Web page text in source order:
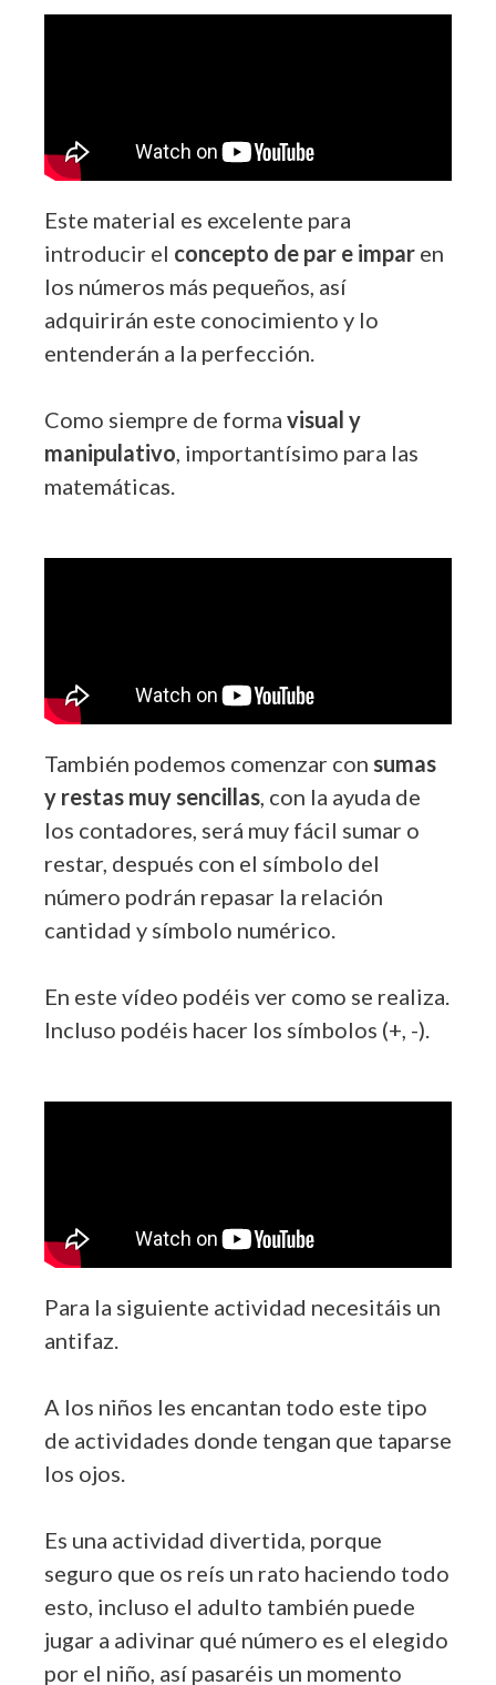
Este material es excelente para
introducir el concepto de par e impar en
los números más pequeños, así
adquirirán este conocimiento y lo
entenderán a la perfección.
Como siempre de forma visual y
manipulativo, importantísimo para las
matemáticas.
También podemos comenzar con sumas
y restas muy sencillas, con la ayuda de
los contadores, será muy fácil sumar o
restar, después con el símbolo del
número podrán repasar la relación
cantidad y símbolo numérico.
En este vídeo podéis ver como se realiza.
Incluso podéis hacer los símbolos (+, -).
Para la siguiente actividad necesitáis un
antifaz.
A los niños les encantan todo este tipo
de actividades donde tengan que taparse
los ojos.
Es una actividad divertida, porque
seguro que os reís un rato haciendo todo
esto, incluso el adulto también puede
jugar a adivinar qué número es el elegido
por el niño, así pasaréis un momento